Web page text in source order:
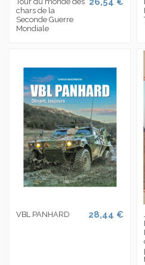
chars de la
Seconde Guerre
Mondiale
VBL PANHARD 28,44 €